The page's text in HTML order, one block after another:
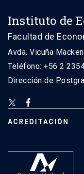
Instituto de
Facultad de
Avda. Vicuña
Teléfono: +56 2
Dirección de
ACREDITACIÓN